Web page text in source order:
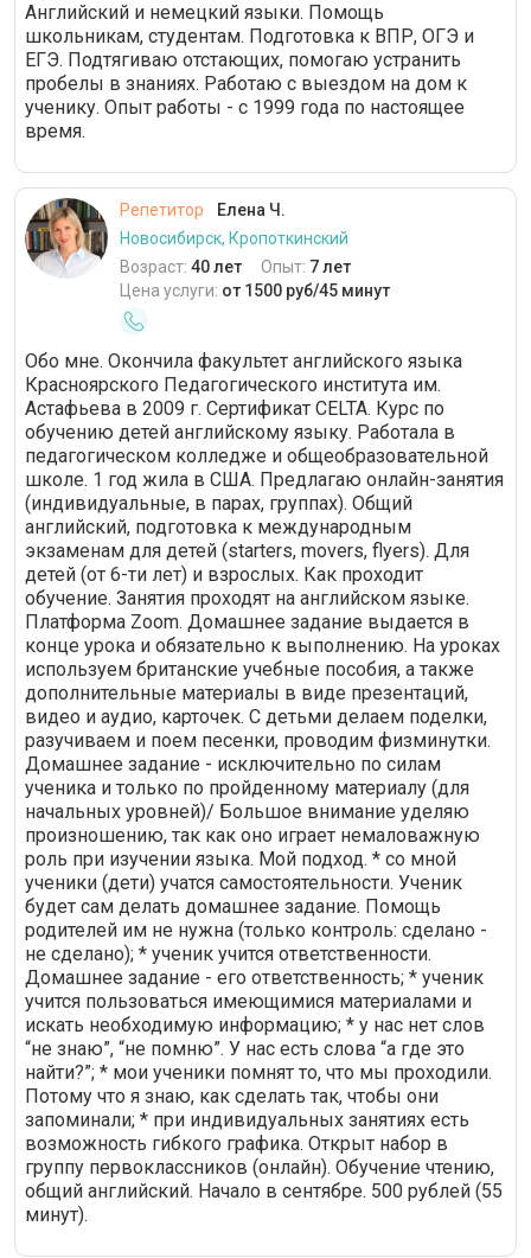
Английский и немецкий языки. Помощь
школьникам, студентам. Подготовка к ВПР, ОГЭ и
ЕГЭ. Подтягиваю отстающих, помогаю устранить
пробелы в знаниях. Работаю с выездом на дом к
ученику. Опыт работы - с 1999 года по настоящее
время.
Репетитор
Елена Ч.
Новосибирск, Кропоткинский
Возраст: 40 лет Опыт: 7 лет
Цена услуги: от 1500 руб/45 минут
Обо мне. Окончила факультет английского языка
Красноярского Педагогического института им.
Астафьева в 2009 г. Сертификат CELTA. Курс по
обучению детей английскому языку. Работала в
педагогическом колледже и общеобразовательной
школе. 1 год жила в США. Предлагаю онлайн-занятия
(индивидуальные, в парах, группах). Общий
английский, подготовка к международным
экзаменам для детей (starters, movers, flyers). Для
детей (от 6-ти лет) и взрослых. Как проходит
обучение. Занятия проходят на английском языке.
Платформа Zoom. Домашнее задание выдается в
конце урока и обязательно к выполнению. На уроках
используем британские учебные пособия, а также
дополнительные материалы в виде презентаций,
видео и аудио, карточек. С детьми делаем поделки,
разучиваем и поем песенки, проводим физминутки.
Домашнее задание - исключительно по силам
ученика и только по пройденному материалу (для
начальных уровней)/ Большое внимание уделяю
произношению, так как оно играет немаловажную
роль при изучении языка. Мой подход. * со мной
ученики (дети) учатся самостоятельности. Ученик
будет сам делать домашнее задание. Помощь
родителей им не нужна (только контроль: сделано -
не сделано); * ученик учится ответственности.
Домашнее задание - его ответственность; * ученик
учится пользоваться имеющимися материалами и
искать необходимую информацию; * у нас нет слов
“не знаю”, “не помню”. У нас есть слова “а где это
найти?”; * мои ученики помнят то, что мы проходили.
Потому что я знаю, как сделать так, чтобы они
запоминали; * при индивидуальных занятиях есть
возможность гибкого графика. Открыт набор в
группу первоклассников (онлайн). Обучение чтению,
общий английский. Начало в сентябре. 500 рублей (55
минут).